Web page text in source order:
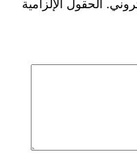
الحقول الإلزامية